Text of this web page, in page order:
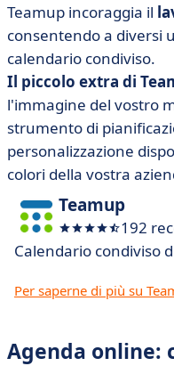
Teamup incoraggia il
consentendo a diversi
calendario condiviso.
Il piccolo extra di
l'immagine del vostro
strumento di
personalizzazione
colori della vostra
Teamup
192
Calendario condiviso
Per saperne di più su
Agenda online: